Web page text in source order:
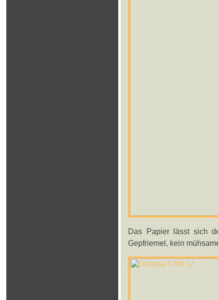
Das Papier lässt sich
Gepfriemel, kein